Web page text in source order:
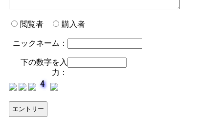
閲覧者 購入者
ニックネーム：
下の数字を入
力：